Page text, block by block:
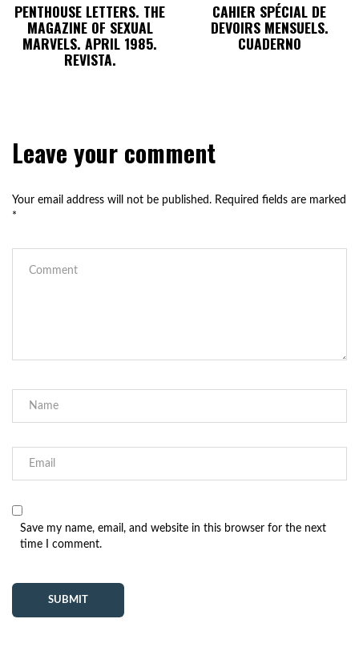
PENTHOUSE LETTERS. THE
MAGAZINE OF SEXUAL
MARVELS. APRIL 1985.
REVISTA.
CAHIER SPÉCIAL DE
DEVOIRS MENSUELS.
CUADERNO
Leave your comment
Your email address will not be published. Required fields are marked
*
Save my name, email, and website in this browser for the next
time I comment.